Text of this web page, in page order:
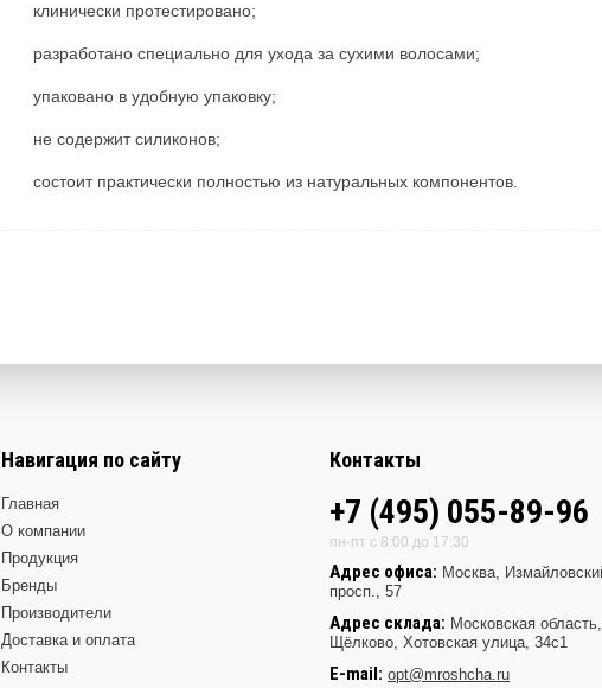
клинически протестировано;
разработано специально для ухода за сухими волосами;
упаковано в удобную упаковку;
не содержит силиконов;
состоит практически полностью из натуральных компонентов.
Навигация по сайту
Главная
О компании
Продукция
Бренды
Производители
Доставка и оплата
Контакты
Контакты
+7 (495) 055-89-96
пн-пт с 8:00 до 17:30
Адрес офиса: Москва,
просп., 57
Адрес склада: Московская область,
Щёлково, Хотовская улица, 34с1
E-mail: opt@mroshcha.ru